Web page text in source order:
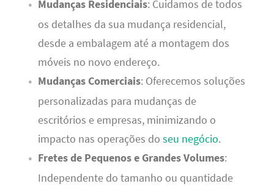
Mudanças Residenciais: Cuidamos de todos
os detalhes da sua mudança residencial,
desde a embalagem até a montagem dos
móveis no novo endereço.
Mudanças Comerciais: Oferecemos soluções
personalizadas para mudanças de
escritórios e empresas, minimizando o
impacto nas operações do seu negócio.
Fretes de Pequenos e Grandes Volumes:
Independente do tamanho ou quantidade